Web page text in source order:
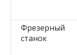
Фрезерный
станок